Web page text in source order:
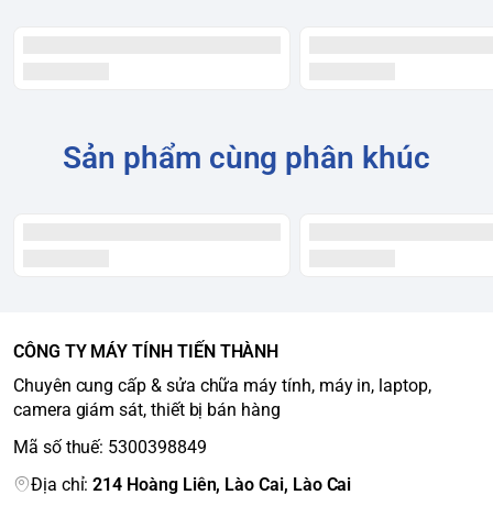
Sản phẩm cùng phân khúc
CÔNG TY MÁY TÍNH TIẾN THÀNH
Chuyên cung cấp & sửa chữa máy tính, máy in, laptop,
camera giám sát, thiết bị bán hàng
Mã số thuế: 5300398849
Địa chỉ:214 Hoàng Liên, Lào Cai, Lào Cai